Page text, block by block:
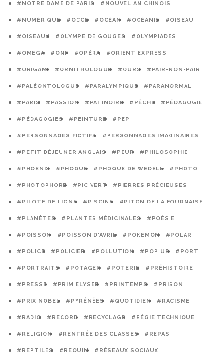
#NOTRE DAME DE PARIS #NOUVEL AN CHINOIS
#NUMÉRIQUE #OCCE #OCÉAN #OCÉANIE #OISEAU
#OISEAUX #OLYMPE DE GOUGES #OLYMPIADES
#OMEGA #ONF #OPÉRA #ORIENT EXPRESS
#ORIGAMI #ORNITHOLOGUE #OURS #PAIR-NON-PAIR
#PALÉONTOLOGUE #PARALYMPIQUE #PARANORMAL
#PARIS #PASSION #PATINOIRE #PÊCHE #PÉDAGOGIE
#PÉDAGOGIES #PEINTURE #PEP
#PERSONNAGES FICTIFS #PERSONNAGES IMAGINAIRES
#PETIT DÉJEUNER ANGLAIS #PEUR #PHILOSOPHIE
#PHOENIX #PHOQUE #PHOQUE DE WEDELL #PHOTO
#PHOTOPHORE #PIC VERT #PIERRES PRÉCIEUSES
#PILOTE DE LIGNE #PISCINE #PITON DE LA FOURNAISE
#PLANÈTES #PLANTES MÉDICINALES #POÉSIE
#POISSON #POISSON D'AVRIL #POKEMON #POLAR
#POLICE #POLICIER #POLLUTION #POP UP #PORT
#PORTRAITS #POTAGER #POTERIE #PRÉHISTOIRE
#PRESSE #PRIM ELYSÉE #PRINTEMPS #PRISON
#PRIX NOBEL #PYRÉNÉES #QUOTIDIEN #RACISME
#RADIO #RECORD #RECYCLAGE #RÉGIE TECHNIQUE
#RELIGION #RENTRÉE DES CLASSES #REPAS
#REPTILES #REQUIN #RÉSEAUX SOCIAUX